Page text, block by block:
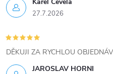
s
u
27.7.2026
JAROSLAV HORNI
DĚKUJI ZA RYCHLOU